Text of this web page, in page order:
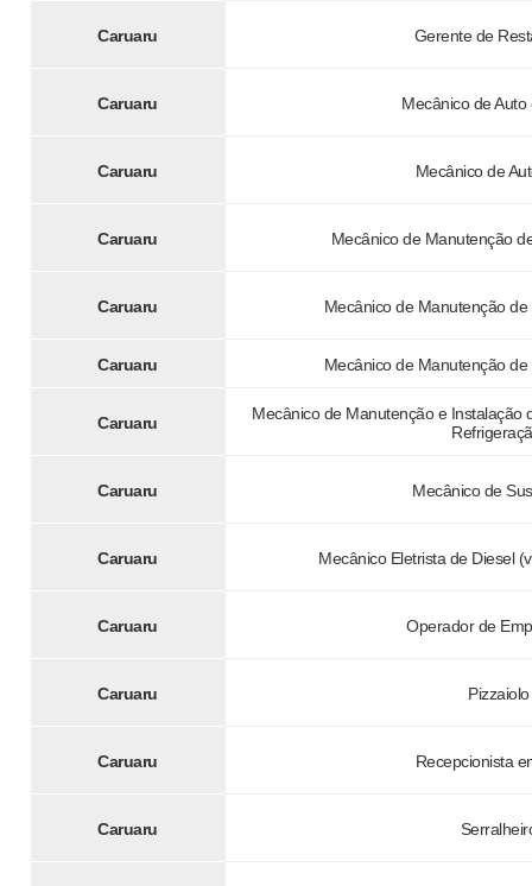
Caruaru Gerente de
Caruaru Mecânico de Auto
Caruaru Mecânico de
Caruaru Mecânico de Manutenção
Caruaru Mecânico de Manutenção
Caruaru Mecânico de Manutenção
Caruaru
Mecânico de Manutenção e Instalação
Caruaru Mecânico de
Caruaru Mecânico Eletrista de Diesel
Caruaru Operador de
Caruaru Pizzaiolo
Caruaru Recepcionista
Caruaru